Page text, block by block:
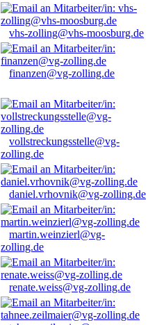
vhs-zolling@vhs-moosburg.de
finanzen@vg-zolling.de
vollstreckungsstelle@vg-
zolling.de
daniel.vrhovnik@vg-zolling.de
martin.weinzierl@vg-
zolling.de
renate.weiss@vg-zolling.de